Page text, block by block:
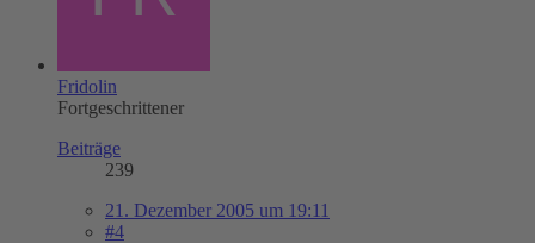
Fridolin
Fortgeschrittener
Beiträge
239
21. Dezember 2005 um 19:11
#4